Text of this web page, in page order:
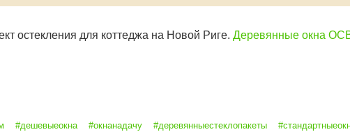
остекления для коттеджа на Новой Риге. Деревянные окна
#дешевыеокна #окнанадачу #деревянныестеклопакеты